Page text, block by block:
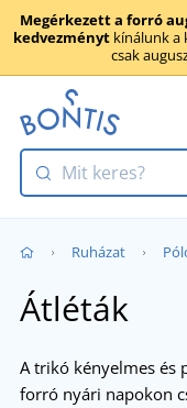
Megérkezett a forró
kedvezményt kínálunk a
csak
Ruházat
Átléták
A trikó kényelmes és
forró nyári napokon